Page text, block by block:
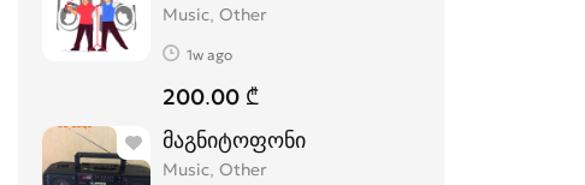
Music, Other
1w ago
200.00 ₾
მაგნიტოფონი
Music, Other